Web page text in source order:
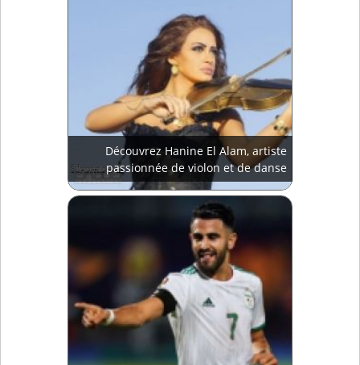
Découvrez Hanine El Alam, artiste
passionnée de violon et de danse